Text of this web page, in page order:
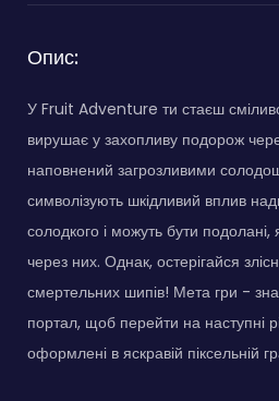
Опис:
У Fruit Adventure ти стаєш
вирушає у захопливу подорож
наповнений загрозливими
символізують шкідливий вплив
солодкого і можуть бути
через них. Однак, остерігайся
смертельних шипів! Мета гри -
портал, щоб перейти на наступні
оформлені в яскравій піксельній